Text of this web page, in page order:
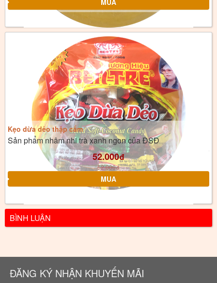
Kẹo dừa dẻo thập cẩm
Sản phẩm nhâm nhi trà xanh ngon của ĐSĐ
52.000đ
52.000đ
BÌNH LUẬN
ĐĂNG KÝ NHẬN KHUYẾN MÃI